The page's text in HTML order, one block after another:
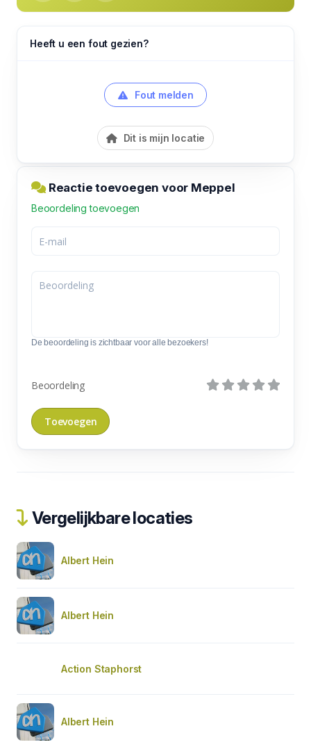
Heeft u een fout gezien?
Fout melden
Dit is mijn locatie
Reactie toevoegen voor Meppel
Beoordeling toevoegen
De beoordeling is zichtbaar voor alle bezoekers!
Beoordeling
Vergelijkbare locaties
Albert Hein
Albert Hein
Action Staphorst
Albert Hein